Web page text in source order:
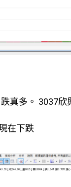
真多。 3037欣
在下跌